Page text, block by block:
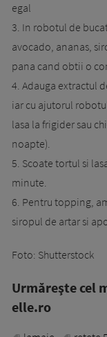
egal
3. In robotul de
avocado, ananas,
pana cand obtii o
4. Adauga extractul
iar cu ajutorul
lasa la frigider sau
noapte).
5. Scoate tortul si
minute.
6. Pentru topping,
siropul de artar si
Foto: Shutterstock
Urmăreşte cel
elle.ro